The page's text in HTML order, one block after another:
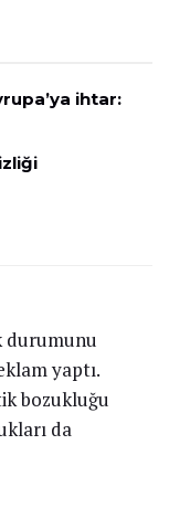
ihtar:
durumunu
yaptı.
bozukluğu
da